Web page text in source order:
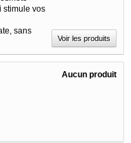
stimule vos
sans
Voir les produits
Aucun produit